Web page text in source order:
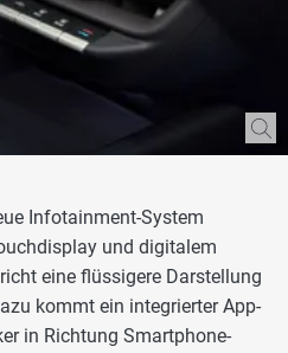
Infotainment-System
und digitalem
eine flüssigere Darstellung
kommt ein integrierter App-
in Richtung Smartphone-